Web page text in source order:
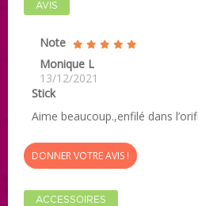
AVIS
Note
Monique L
13/12/2021
Stick
Aime beaucoup.,enfilé dans
DONNER VOTRE AVIS !
ACCESSOIRES